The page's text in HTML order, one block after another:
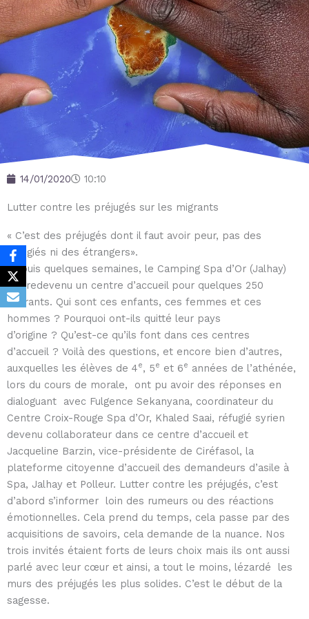
14/01/2020 10:10
Lutter contre les préjugés sur les migrants
« C’est des préjugés dont il faut avoir peur, pas des
réfugiés ni des étrangers».
Depuis quelques semaines, le Camping Spa d’Or (Jalhay)
est redevenu un centre d’accueil pour quelques 250
migrants. Qui sont ces enfants, ces femmes et ces
hommes ? Pourquoi ont-ils quitté leur pays
d’origine ? Qu’est-ce qu’ils font dans ces centres
d’accueil ? Voilà des questions, et encore bien d’autres,
auxquelles les élèves de 4e, 5e et 6e années de l’athénée,
lors du cours de morale, ont pu avoir des réponses en
dialoguant avec Fulgence Sekanyana, coordinateur du
Centre Croix-Rouge Spa d’Or, Khaled Saai, réfugié syrien
devenu collaborateur dans ce centre d’accueil et
Jacqueline Barzin, vice-présidente de Ciréfasol, la
plateforme citoyenne d’accueil des demandeurs d’asile à
Spa, Jalhay et Polleur. Lutter contre les préjugés, c’est
d’abord s’informer loin des rumeurs ou des réactions
émotionnelles. Cela prend du temps, cela passe par des
acquisitions de savoirs, cela demande de la nuance. Nos
trois invités étaient forts de leurs choix mais ils ont aussi
parlé avec leur cœur et ainsi, a tout le moins, lézardé les
murs des préjugés les plus solides. C’est le début de la
sagesse.